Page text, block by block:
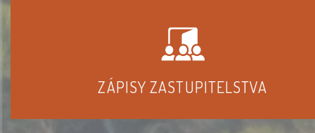
ZÁPISY ZASTUPITELSTVA